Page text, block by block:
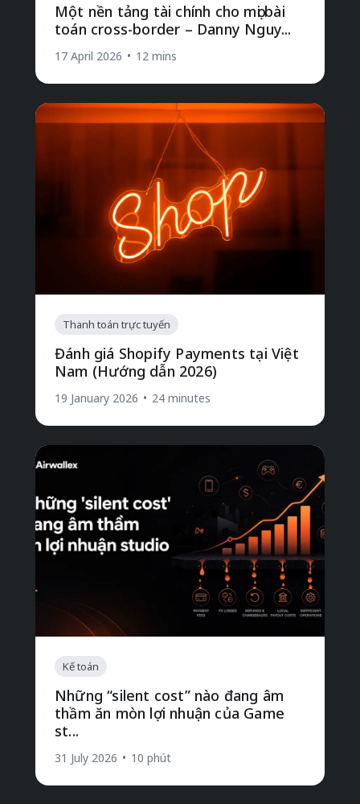
Một nền tảng tài chính cho mọi bài
toán cross-border – Danny Nguy...
17 April 2026 • 12 mins
Thanh toán trực tuyến
Đánh giá Shopify Payments tại Việt
Nam (Hướng dẫn 2026)
19 January 2026 • 24 minutes
Kế toán
Những “silent cost” nào đang âm
thầm ăn mòn lợi nhuận của Game
st...
31 July 2026 • 10 phút